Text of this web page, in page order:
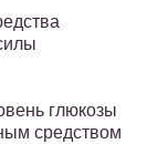
глюкозы
средством